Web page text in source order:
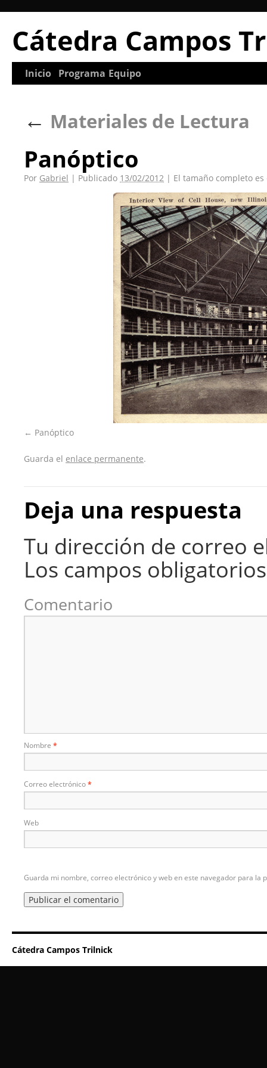
Cátedra Campos
Inicio Programa Equipo
← Materiales de Lectura
Panóptico
Por Gabriel | Publicado 13/02/2012 | El tamaño completo
Panóptico
Guarda el enlace permanente.
Deja una respuesta
Tu dirección de correo
Los campos
Comentario
Nombre *
Correo electrónico*
Web
Guarda mi nombre, correo electrónico y web en este navegador para la
Cátedra Campos Trilnick